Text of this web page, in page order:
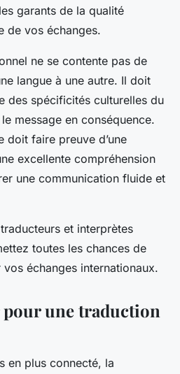
garants de la qualité
de vos échanges.
ne se contente pas de
langue à une autre. Il doit
des spécificités culturelles du
message en conséquence.
doit faire preuve d’une
excellente compréhension
une communication fluide et
et interprètes
toutes les chances de
échanges internationaux.
une traduction
en plus connecté, la